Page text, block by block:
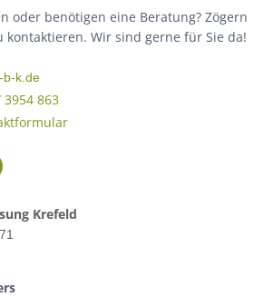
oder benötigen eine Beratung? Zögern
kontaktieren. Wir sind gerne für Sie da!
b-k.de
3954 863
Krefeld